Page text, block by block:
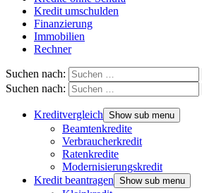
Kredit umschulden
Finanzierung
Immobilien
Rechner
Suchen nach:
Suchen nach:
Kreditvergleich Show sub menu
Beamtenkredite
Verbraucherkredit
Ratenkredite
Modernisierungskredit
Kredit beantragen Show sub menu